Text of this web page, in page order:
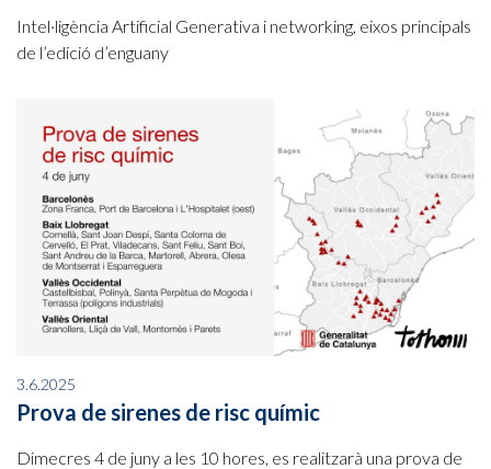
Intel·ligència Artificial Generativa i networking, eixos principals
de l’edició d’enguany
3.6.2025
Prova de sirenes de risc químic
Dimecres 4 de juny a les 10 hores, es realitzarà una prova de